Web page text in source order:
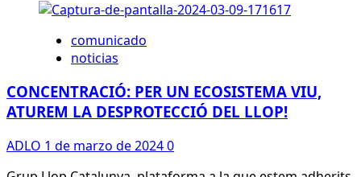
contra
lobo:
su
estado
de
conservación
es
desfavorable
sobre
Comunicat:
El
llop
és
el
darrer
dels
problemes
de
comunicado
noticias
CONCENTRACIÓ: PER UN ECOSISTEMA VIU,
ATUREM LA DESPROTECCIÓ DEL LLOP!
ADLO 1 de marzo de 20240